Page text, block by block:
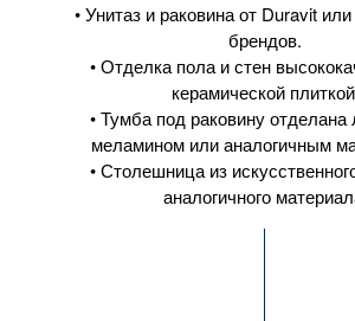
• Унитаз и раковина от Duravit
брендов.
• Отделка пола и стен
керамической
• Тумба под раковину
меламином или аналогичным
• Столешница из
аналогичного